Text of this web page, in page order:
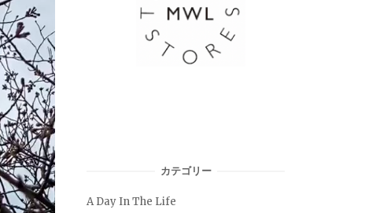
カテゴリー
A Day In The Life